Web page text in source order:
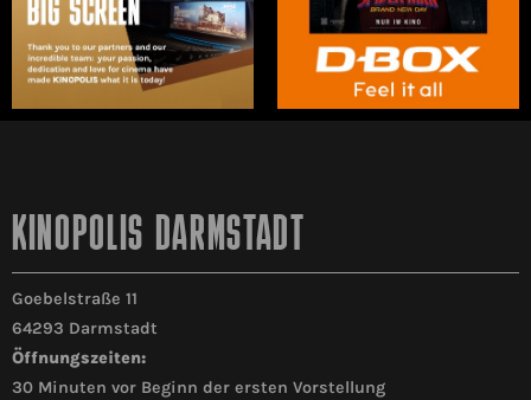
KINOPOLIS DARMSTADT
Goebelstraße 11
64293 Darmstadt
Öffnungszeiten:
30 Minuten vor Beginn der ersten Vorstellung